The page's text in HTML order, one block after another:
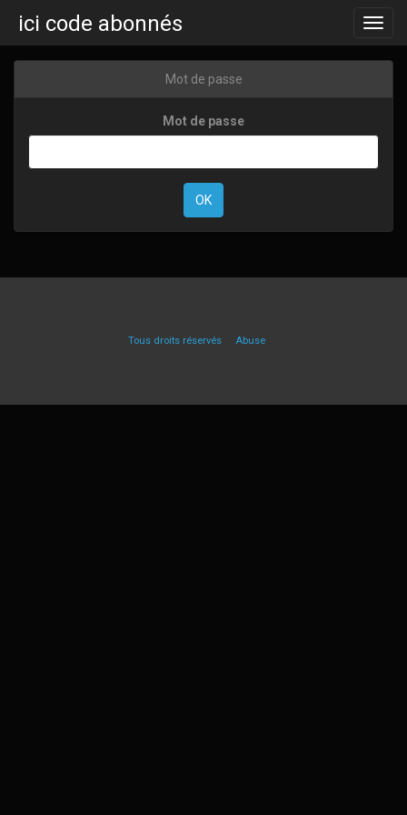
ici code abonnés
Mot de passe
Mot de passe
Tous droits réservés Abuse